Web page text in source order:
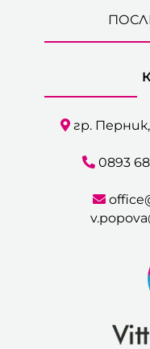
гр. Перник,
0893